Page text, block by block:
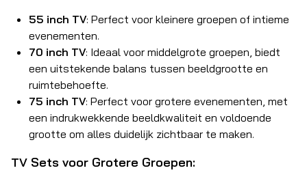
55 inch TV: Perfect voor kleinere groepen of intieme
evenementen.
70 inch TV: Ideaal voor middelgrote groepen, biedt
een uitstekende balans tussen beeldgrootte en
ruimtebehoefte.
75 inch TV: Perfect voor grotere evenementen, met
een indrukwekkende beeldkwaliteit en voldoende
grootte om alles duidelijk zichtbaar te maken.
TV Sets voor Grotere Groepen: